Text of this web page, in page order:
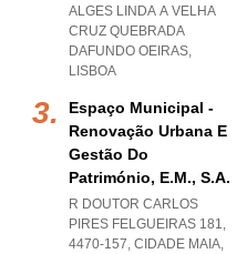
ALGES LINDA A VELHA
CRUZ QUEBRADA
DAFUNDO OEIRAS,
LISBOA
Espaço Municipal -
Renovação Urbana E
Gestão Do
Património, E.m., S.a.
R DOUTOR CARLOS
PIRES FELGUEIRAS 181,
4470-157, CIDADE MAIA,